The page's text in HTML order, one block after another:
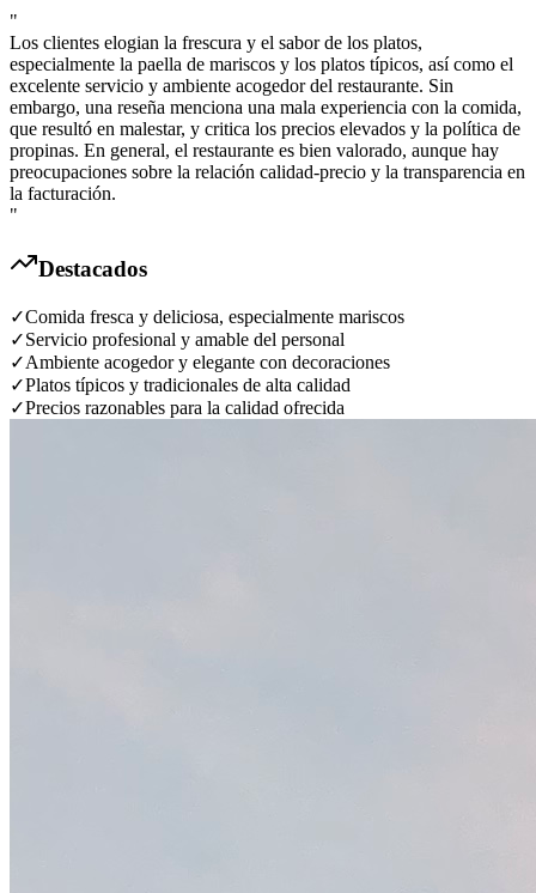
"
Los clientes elogian la frescura y el sabor de los platos,
especialmente la paella de mariscos y los platos típicos, así como el
excelente servicio y ambiente acogedor del restaurante. Sin
embargo, una reseña menciona una mala experiencia con la comida,
que resultó en malestar, y critica los precios elevados y la política de
propinas. En general, el restaurante es bien valorado, aunque hay
preocupaciones sobre la relación calidad-precio y la transparencia en
la facturación.
"
Destacados
✓Comida fresca y deliciosa, especialmente mariscos
✓Servicio profesional y amable del personal
✓Ambiente acogedor y elegante con decoraciones
✓Platos típicos y tradicionales de alta calidad
✓Precios razonables para la calidad ofrecida